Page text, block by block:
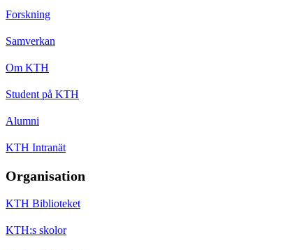
Forskning
Samverkan
Om KTH
Student på KTH
Alumni
KTH Intranät
Organisation
KTH Biblioteket
KTH:s skolor